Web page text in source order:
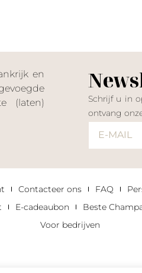
en
(laten)
Schrijf u in
ontvang
Contacteer ons FAQ
E-cadeaubon Beste
Voor bedrijven